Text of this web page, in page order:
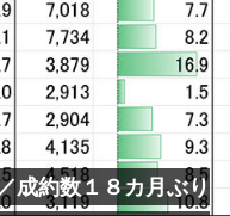
成約数１８カ月ぶり